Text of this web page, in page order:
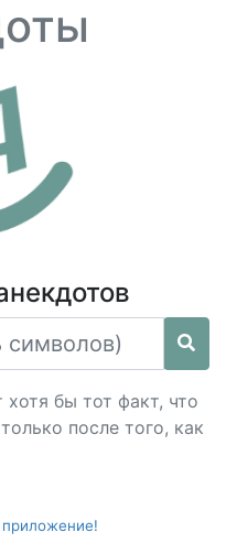
бы тот факт, что
после того, как
приложение!